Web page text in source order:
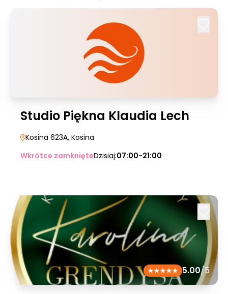
Studio Piękna Klaudia Lech
Kosina 623A, Kosina
Wkrótce zamknięteDzisiaj:07:00-21:00
5.00/5